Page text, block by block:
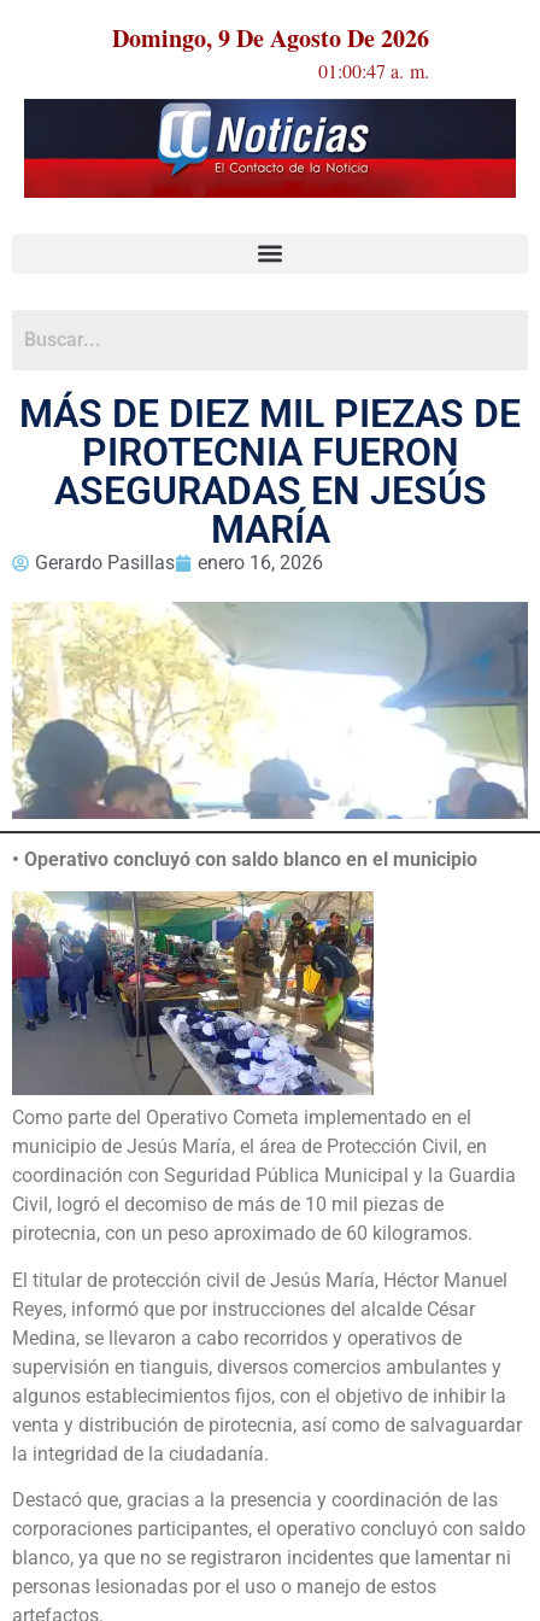
Domingo, 9 De Agosto De 2026
01:00:47 a. m.
MÁS DE DIEZ MIL PIEZAS DE
PIROTECNIA FUERON
ASEGURADAS EN JESÚS
MARÍA
Gerardo Pasillas enero 16, 2026
• Operativo concluyó con saldo blanco en el municipio
Como parte del Operativo Cometa implementado en el
municipio de Jesús María, el área de Protección Civil, en
coordinación con Seguridad Pública Municipal y la Guardia
Civil, logró el decomiso de más de 10 mil piezas de
pirotecnia, con un peso aproximado de 60 kilogramos.
El titular de protección civil de Jesús María, Héctor Manuel
Reyes, informó que por instrucciones del alcalde César
Medina, se llevaron a cabo recorridos y operativos de
supervisión en tianguis, diversos comercios ambulantes y
algunos establecimientos fijos, con el objetivo de inhibir la
venta y distribución de pirotecnia, así como de salvaguardar
la integridad de la ciudadanía.
Destacó que, gracias a la presencia y coordinación de las
corporaciones participantes, el operativo concluyó con saldo
blanco, ya que no se registraron incidentes que lamentar ni
personas lesionadas por el uso o manejo de estos
artefactos.